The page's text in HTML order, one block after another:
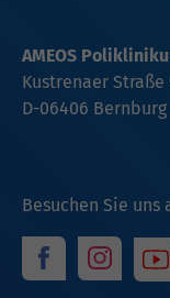
Besuchen Sie uns
AMEOS
Kustrenaer Straße
D-06406 Bernburg